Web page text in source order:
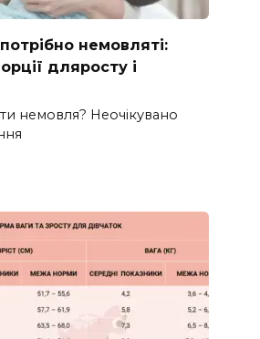
немовляті:
дляросту і
немовля? Неочікувано